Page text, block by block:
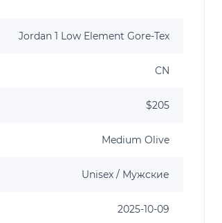
Jordan 1 Low Element Gore-Tex
CN
$205
Medium Olive
Unisex / Мужские
2025-10-09